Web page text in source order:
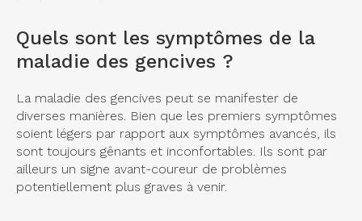
Quels sont les symptômes de la
maladie des gencives ?
La maladie des gencives peut se manifester de
diverses manières. Bien que les premiers symptômes
soient légers par rapport aux symptômes avancés, ils
sont toujours gênants et inconfortables. Ils sont par
ailleurs un signe avant-coureur de problèmes
potentiellement plus graves à venir.